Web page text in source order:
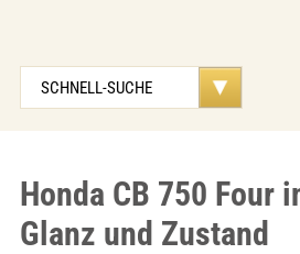
Honda CB 750 Four
Glanz und Zustand